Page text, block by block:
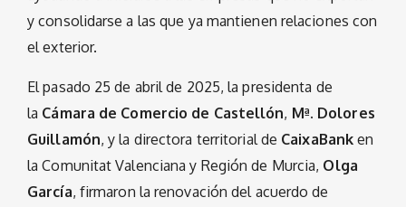
y consolidarse a las que ya mantienen relaciones con
el exterior.
El pasado 25 de abril de 2025, la presidenta de
la Cámara de Comercio de Castellón, Mª. Dolores
Guillamón, y la directora territorial de CaixaBank en
la Comunitat Valenciana y Región de Murcia, Olga
García, firmaron la renovación del acuerdo de